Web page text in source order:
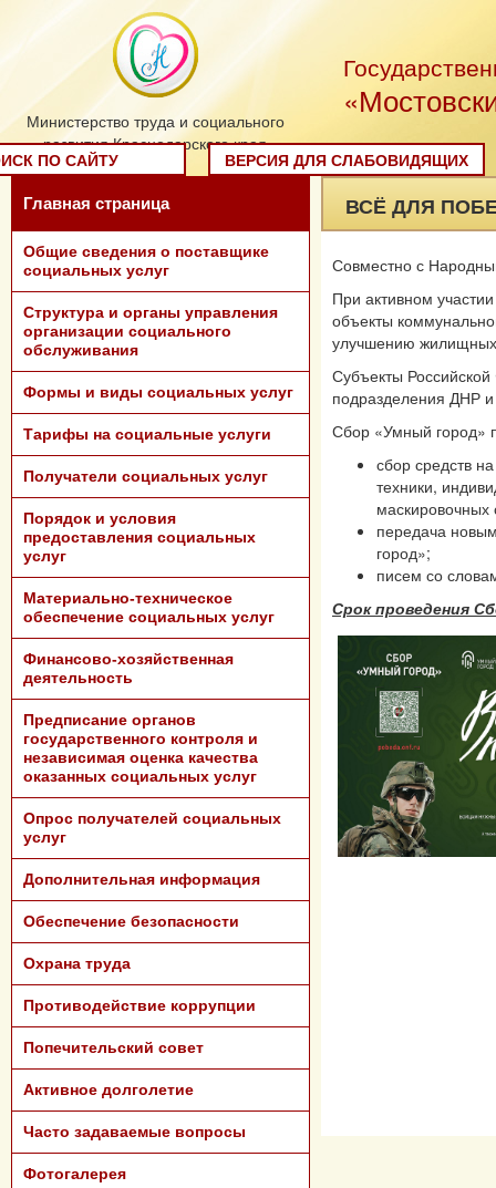
Министерство труда и социального
развития Краснодарского края
ПО САЙТУ ВЕРСИЯ ДЛЯ СЛАБОВИДЯЩИХ
Главная страница
Общие сведения о поставщике
социальных услуг
Структура и органы управления
организации социального
обслуживания
Формы и виды социальных услуг
Тарифы на социальные услуги
Получатели социальных услуг
Порядок и условия
предоставления социальных
услуг
Материально-техническое
обеспечение социальных услуг
Финансово-хозяйственная
деятельность
Предписание органов
государственного контроля и
независимая оценка качества
оказанных социальных услуг
Опрос получателей социальных
услуг
Дополнительная информация
Обеспечение безопасности
Охрана труда
Противодействие коррупции
Попечительский совет
Активное долголетие
Часто задаваемые вопросы
Фотогалерея
ВСЁ ДЛЯ
Совместно с
При активном
объекты
улучшению
Субъекты
подразделения ДНР
Сбор «Умный город»
сбор средств
техники,
маскировочных
передача
город»;
писем со
Срок проведения